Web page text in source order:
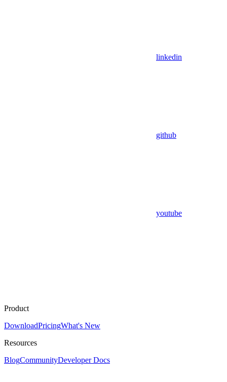
linkedin
github
youtube
Product
DownloadPricingWhat's New
Resources
BlogCommunityDeveloper Docs